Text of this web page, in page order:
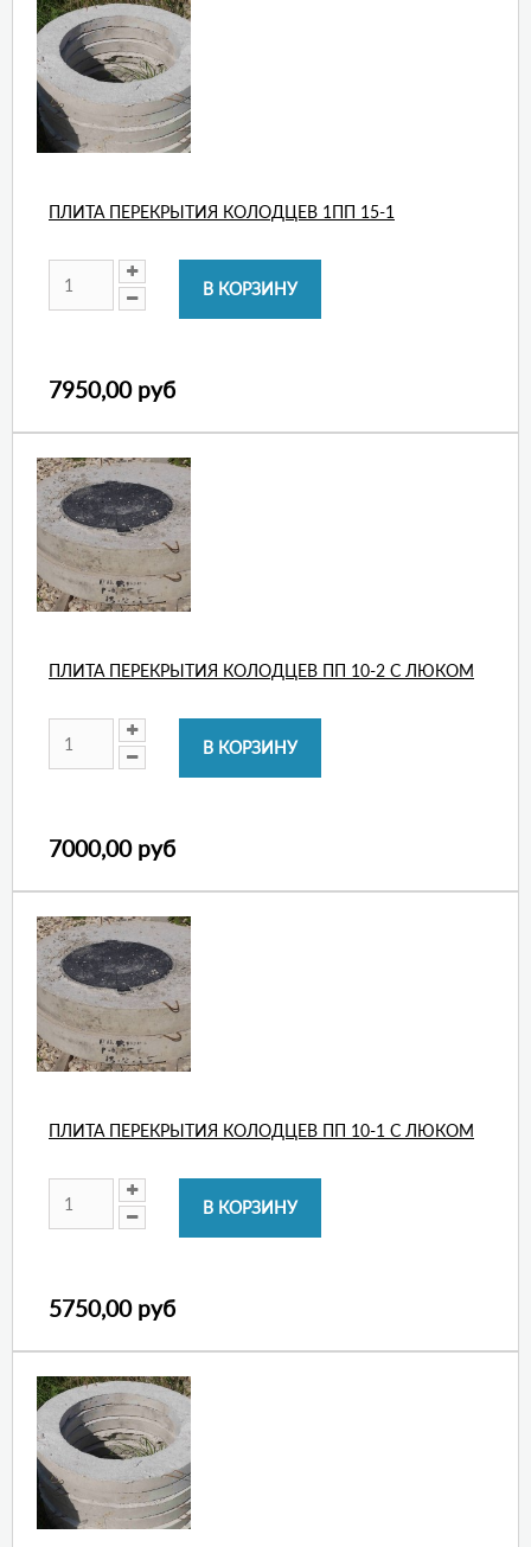
ПЛИТА ПЕРЕКРЫТИЯ КОЛОДЦЕВ 1ПП 15-1
7950,00 руб
ПЛИТА ПЕРЕКРЫТИЯ КОЛОДЦЕВ ПП 10-2 С ЛЮКОМ
7000,00 руб
ПЛИТА ПЕРЕКРЫТИЯ КОЛОДЦЕВ ПП 10-1 С ЛЮКОМ
5750,00 руб